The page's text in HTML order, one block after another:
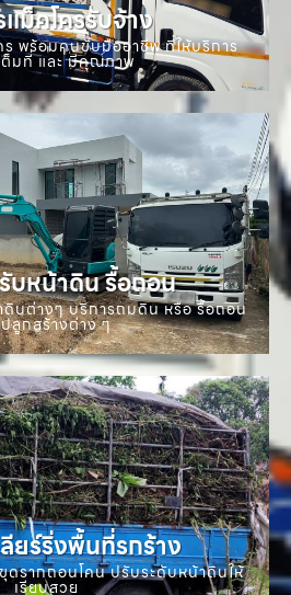
ม็คโครรับจ้าง
ร พร้อมคนขับมืออาชีพ ที่ให้บริการ
ต็มที่ และ มีคุณภาพ
บหน้าดิน รื้อถอน
นต่างๆ บริการถมดิน หรือ รื้อถอน
ลูกสร้างต่าง ๆ
ยร์ริ่งพื้นที่รกร้าง
รากถอนโคน ปรับระดับหน้าดินให้
เรียบสวย